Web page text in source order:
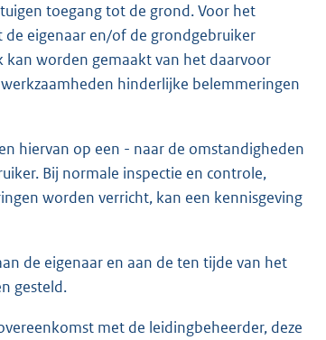
toegang tot de grond. Voor het
eigenaar en/of de grondgebruiker
kan worden gemaakt van het daarvoor
hinderlijke belemmeringen
hiervan op een - naar de omstandigheden
Bij normale inspectie en controle,
worden verricht, kan een kennisgeving
de eigenaar en aan de ten tijde van het
gesteld.
met de leidingbeheerder, deze